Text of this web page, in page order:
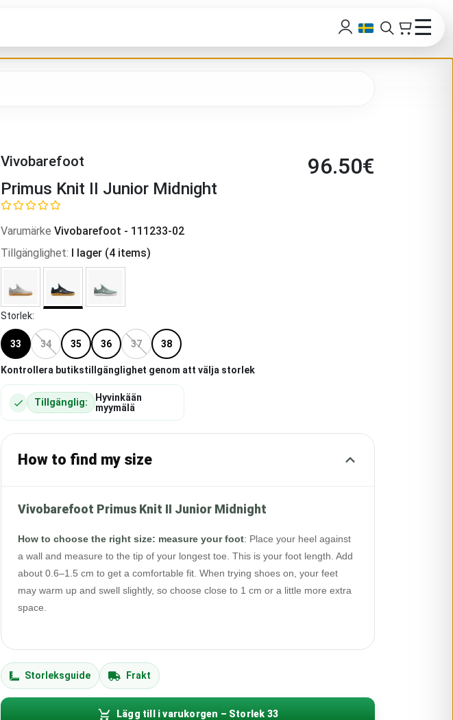
☰
Vivobarefoot 96.50€
Primus Knit II Junior Midnight
Varumärke Vivobarefoot - 111233-02
Tillgänglighet: I lager (4 items)
Storlek:
33 34 35 36 37 38
Kontrollera butikstillgänglighet genom att välja storlek
Tillgänglig:
Hyvinkään
myymälä
How to find my size
Vivobarefoot Primus Knit II Junior Midnight
How to choose the right size: measure your foot: Place your heel against
a wall and measure to the tip of your longest toe. This is your foot length. Add
about 0.6–1.5 cm to get a comfortable fit. When trying shoes on, your feet
may warm up and swell slightly, so choose close to 1 cm or a little more extra
space.
Storleksguide Frakt
Lägg till i varukorgen – Storlek 33